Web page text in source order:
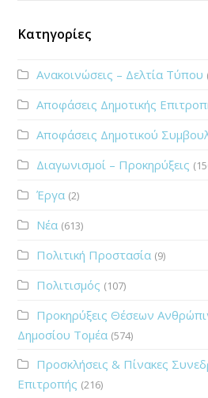
Κατηγορίες
Ανακοινώσεις – Δελτία Τύπου
Αποφάσεις Δημοτικής
Αποφάσεις Δημοτικού
Διαγωνισμοί – Προκηρύξεις
Έργα (2)
Νέα (613)
Πολιτική Προστασία (9)
Πολιτισμός (107)
Προκηρύξεις Θέσεων
Δημοσίου Τομέα (574)
Προσκλήσεις & Πίνακες
Επιτροπής (216)